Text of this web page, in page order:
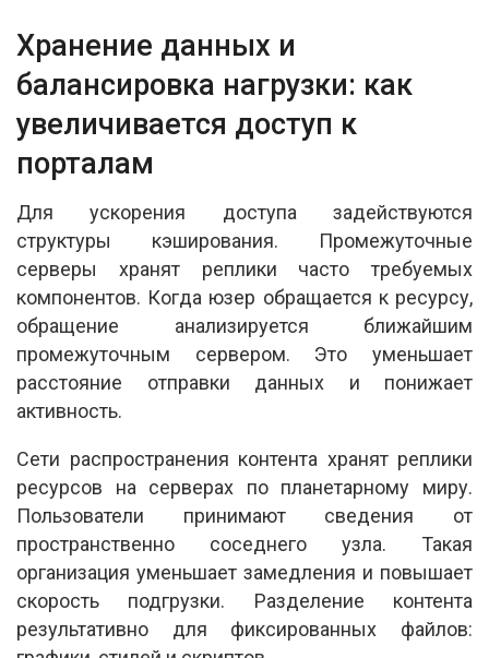
Хранение данных и
балансировка нагрузки: как
увеличивается доступ к
порталам
Для ускорения доступа задействуются
структуры кэширования. Промежуточные
серверы хранят реплики часто требуемых
компонентов. Когда юзер обращается к ресурсу,
обращение анализируется ближайшим
промежуточным сервером. Это уменьшает
расстояние отправки данных и понижает
активность.
Сети распространения контента хранят реплики
ресурсов на серверах по планетарному миру.
Пользователи принимают сведения от
пространственно соседнего узла. Такая
организация уменьшает замедления и повышает
скорость подгрузки. Разделение контента
результативно для фиксированных файлов: